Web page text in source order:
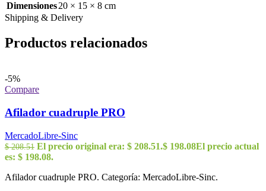
Dimensiones20 × 15 × 8 cm
Shipping & Delivery
Productos relacionados
-5%
Compare
Afilador cuadruple PRO
MercadoLibre-Sinc
$208.51 El precio original era: $ 208.51.$ 198.08El precio actual
es: $ 198.08.
Afilador cuadruple PRO. Categoría: MercadoLibre-Sinc.